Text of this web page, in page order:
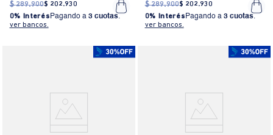
$ 289.900$ 202.930
0% Interés Pagando a 3 cuotas.
ver bancos.
$ 289.900$ 202.930
0% Interés Pagando a 3 cuotas.
ver bancos.